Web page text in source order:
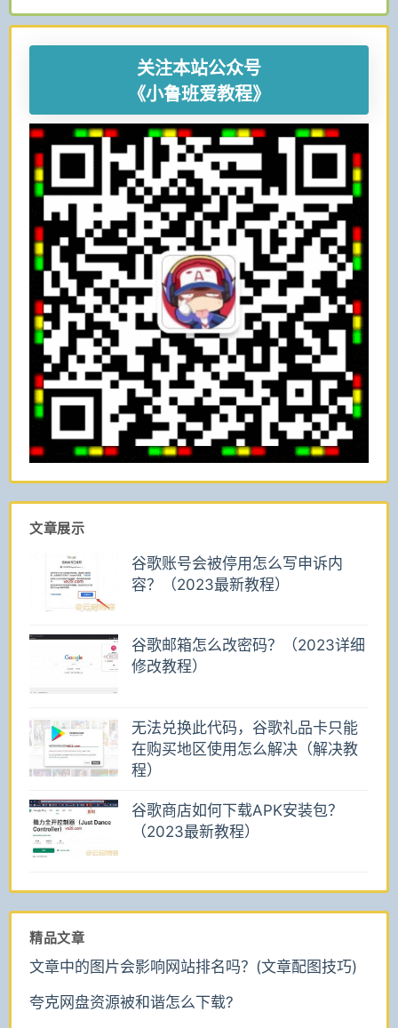
关注本站公众号
《小鲁班爱教程》
文章展示
谷歌账号会被停用怎么写申诉内
容？（2023最新教程）
谷歌邮箱怎么改密码？（2023详细
修改教程）
无法兑换此代码，谷歌礼品卡只能
在购买地区使用怎么解决（解决教
程）
谷歌商店如何下载APK安装包？
（2023最新教程）
精品文章
文章中的图片会影响网站排名吗？(文章配图技巧)
夸克网盘资源被和谐怎么下载?